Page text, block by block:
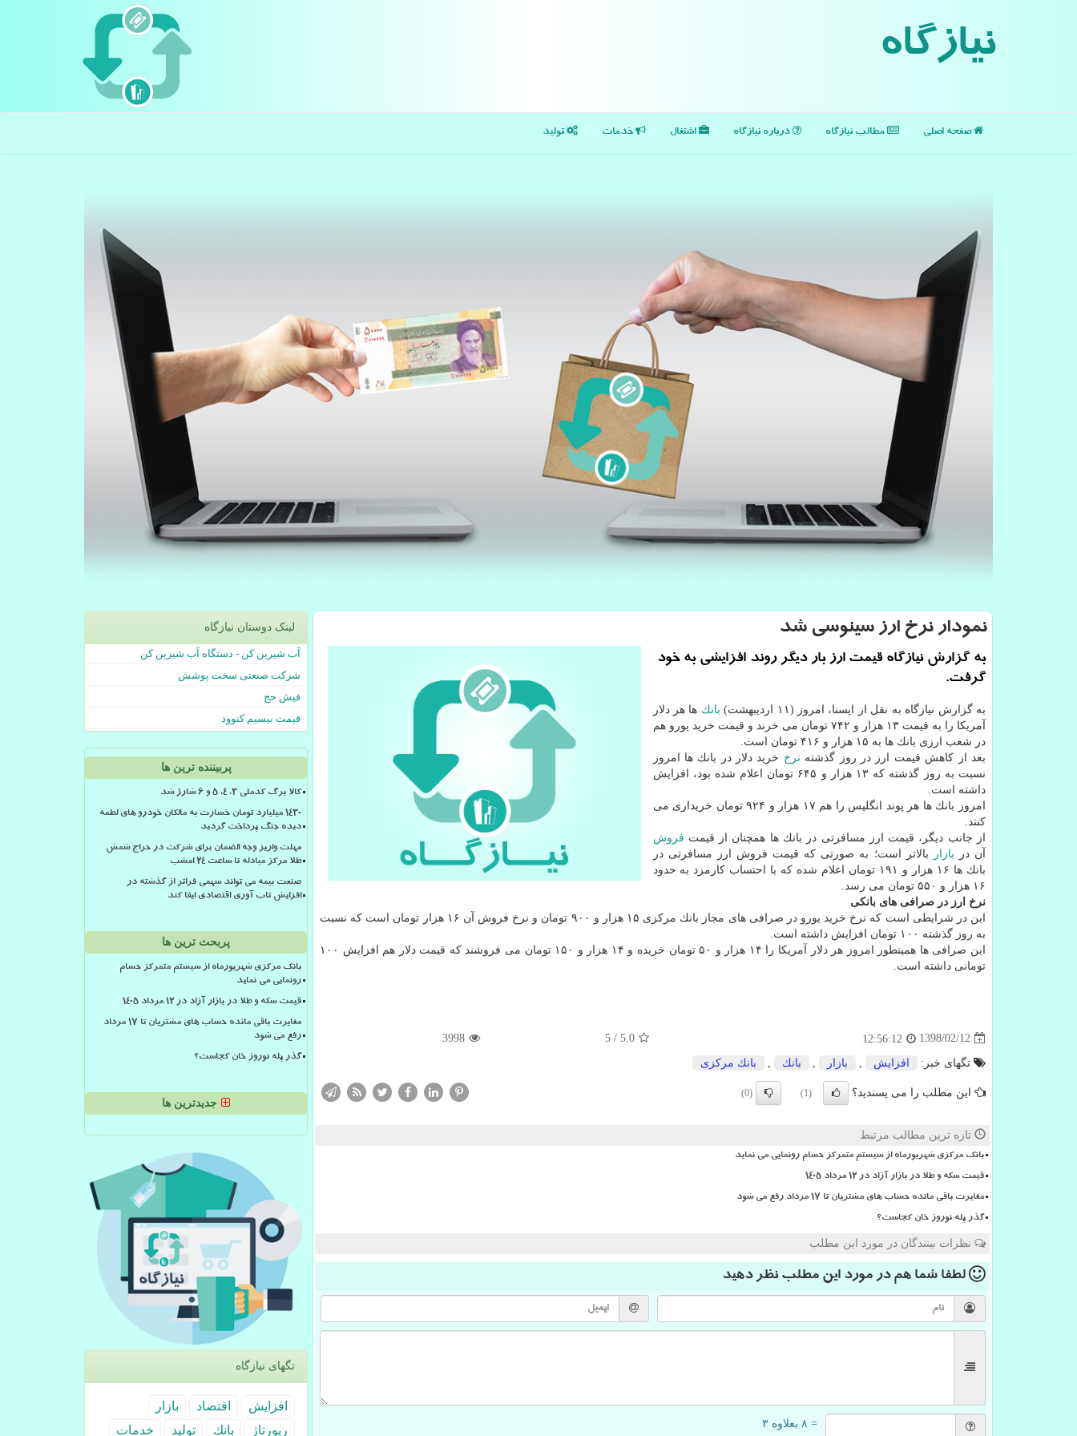
نیازگاه
صفحه اصلی مطالب نیازگاه درباره نیازگاه اشتغال خدمات تولید
نمودار نرخ ارز سینوسی شد
به گزارش نیازگاه قیمت ارز بار دیگر روند افزایشی به خود
گرفت.
به گزارش نیازگاه به نقل از ایسنا، امروز (۱۱ اردیبهشت) بانك ها هر دلار
آمریكا را به قیمت ۱۳ هزار و ۷۴۲ تومان می خرند و قیمت خرید یورو هم
در شعب ارزی بانك ها به ۱۵ هزار و ۴۱۶ تومان است.
بعد از كاهش قیمت ارز در روز گذشته نرخ خرید دلار در بانك ها امروز
نسبت به روز گذشته كه ۱۳ هزار و ۶۴۵ تومان اعلام شده بود، افزایش
داشته است.
امروز بانك ها هر پوند انگلیس را هم ۱۷ هزار و ۹۲۴ تومان خریداری می
كنند.
از جانب دیگر، قیمت ارز مسافرتی در بانك ها همچنان از قیمت فروش
آن در بازار
بالاتر است؛ به صورتی كه قیمت فروش ارز مسافرتی در
بانك ها ۱۶ هزار و ۱۹۱ تومان اعلام شده كه با احتساب كارمزد به حدود
۱۶ هزار و ۵۵۰ تومان می رسد.
نرخ ارز در صرافی های بانكی
این در شرایطی است كه نرخ خرید یورو در صرافی های مجاز بانك مركزی ۱۵ هزار و ۹۰۰ تومان و نرخ فروش آن ۱۶ هزار تومان است كه نسبت
به روز گذشته ۱۰۰ تومان افزایش داشته است.
این صرافی ها همینطور امروز هر دلار آمریكا را ۱۴ هزار و ۵۰ تومان خریده و ۱۴ هزار و ۱۵۰ تومان می فروشند كه قیمت دلار هم افزایش ۱۰۰
تومانی داشته است.
1398/02/12
12:56:12
5.0
/
5
3998
تگهای خبر: افزایش بازار بانك بانك مركزی
این مطلب را می پسندید؟ (1)
(0)
تازه ترین مطالب مرتبط
بانک مرکزی شهریورماه از سیستم متمرکز حسام رونمایی می نماید
قیمت سکه و طلا در بازار آزاد در ۱۲ مرداد ۱۴۰۵
مغایرت باقی مانده حساب های مشتریان تا 17 مرداد رفع می شود
گذر پله نوروز خان کجاست؟
نظرات بینندگان در مورد این مطلب
لطفا شما همدر مورد این مطلب نظر دهید
= ۸ بعلاوه ۳
لینک دوستان نیازگاه
آب شیرین کن - دستگاه آب شیرین کن
شرکت صنعتی سخت پوشش
فیش حج
قیمت بیسیم کنوود
پربیننده ترین ها
کالا برگ کدملی 3، 4، 5 و 6 شارژ شد
۱۴۳۰ میلیارد تومان خسارت به مالکان خودرو های لطمه
دیده جنگ پرداخت گردید
مهلت واریز وجه الضمان برای شرکت در حراج شمش
طلا مرکز مبادله تا ساعت ۲۴ امشب
صنعت بیمه می تواند سهمی فراتر از گذشته در
افزایش تاب آوری اقتصادی ایفا کند
پربحث ترین ها
بانک مرکزی شهریورماه از سیستم متمرکز حسام
رونمایی می نماید
قیمت سکه و طلا در بازار آزاد در ۱۲ مرداد ۱۴۰۵
مغایرت باقی مانده حساب های مشتریان تا 17 مرداد
رفع می شود
گذر پله نوروز خان کجاست؟
جدیدترین ها
تگهای نیازگاه
افزایش اقتصاد
بازار
رپورتاژ
بانك تولید خدمات